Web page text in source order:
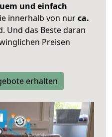
und einfach
innerhalb von nurca.
Und das Beste daran
Preisen
erhalten